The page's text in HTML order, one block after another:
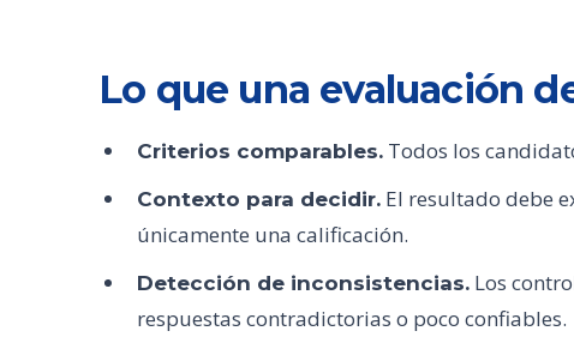
Lo que una evaluación
Criterios comparables. Todos los
Contexto para decidir. El resultado debe
únicamente una calificación.
Detección de inconsistencias. Los
respuestas contradictorias o poco confiables.